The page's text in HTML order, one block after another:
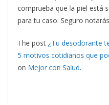
comprueba que la piel está
para tu caso. Seguro
The post ¿Tu desodorante
5 motivos cotidianos que
on Mejor con Salud.